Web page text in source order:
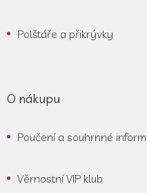
Polštáře a přikrývky
O nákupu
Poučení a souhrnné
Věrnostní VIP klub